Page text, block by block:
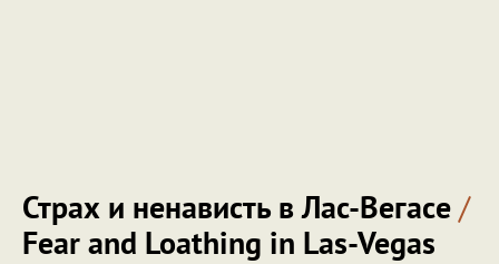
Страх и ненависть в Лас-Вегасе/
Fear and Loathing in Las-Vegas